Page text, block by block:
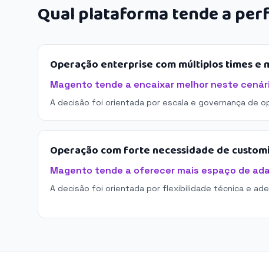
Qual plataforma tende a
Operação enterprise com múltiplos times e
Magento tende a encaixar melhor neste
A decisão foi orientada por escala e governança de
Operação com forte necessidade de
Magento tende a oferecer mais espaço de
A decisão foi orientada por flexibilidade técnica e